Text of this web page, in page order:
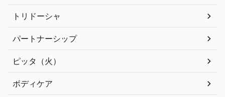
トリドーシャ
パートナーシップ
ピッタ（火）
ボディケア